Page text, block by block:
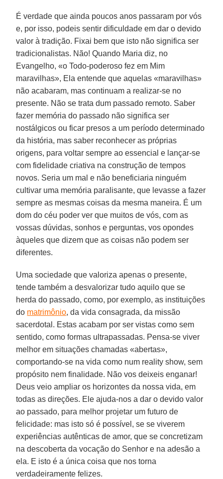
É verdade que ainda poucos anos passaram por vós
e, por isso, podeis sentir dificuldade em dar o devido
valor à tradição. Fixai bem que isto não significa ser
tradicionalistas. Não! Quando Maria diz, no
Evangelho, «o Todo-poderoso fez em Mim
maravilhas», Ela entende que aquelas «maravilhas»
não acabaram, mas continuam a realizar-se no
presente. Não se trata dum passado remoto. Saber
fazer memória do passado não significa ser
nostálgicos ou ficar presos a um período determinado
da história, mas saber reconhecer as próprias
origens, para voltar sempre ao essencial e lançar-se
com fidelidade criativa na construção de tempos
novos. Seria um mal e não beneficiaria ninguém
cultivar uma memória paralisante, que levasse a fazer
sempre as mesmas coisas da mesma maneira. É um
dom do céu poder ver que muitos de vós, com as
vossas dúvidas, sonhos e perguntas, vos opondes
àqueles que dizem que as coisas não podem ser
diferentes.
Uma sociedade que valoriza apenas o presente,
tende também a desvalorizar tudo aquilo que se
herda do passado, como, por exemplo, as instituições
do matrimônio, da vida consagrada, da missão
sacerdotal. Estas acabam por ser vistas como sem
sentido, como formas ultrapassadas. Pensa-se viver
melhor em situações chamadas «abertas»,
comportando-se na vida como num reality show, sem
propósito nem finalidade. Não vos deixeis enganar!
Deus veio ampliar os horizontes da nossa vida, em
todas as direções. Ele ajuda-nos a dar o devido valor
ao passado, para melhor projetar um futuro de
felicidade: mas isto só é possível, se se viverem
experiências autênticas de amor, que se concretizam
na descoberta da vocação do Senhor e na adesão a
ela. E isto é a única coisa que nos torna
verdadeiramente felizes.